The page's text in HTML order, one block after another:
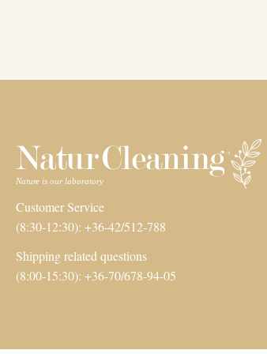
Customer Service
(8:30-12:30): +36-42/512-788
Shipping related questions
(8:00-15:30): +36-70/678-94-05